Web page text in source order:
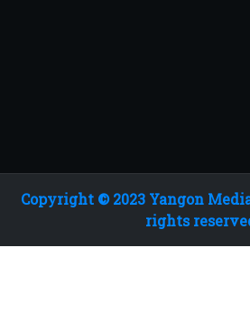
Copyright © 2023 Yangon
rights